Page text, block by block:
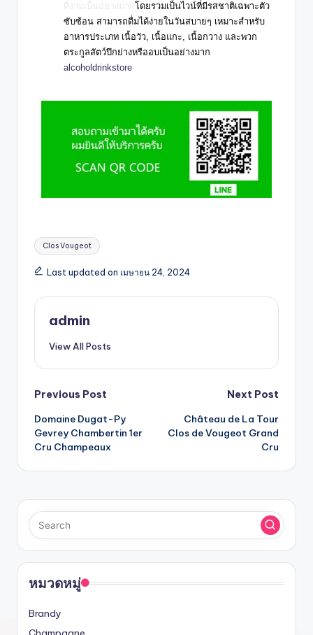
ดีงามเป็นอย่างมาก โดยรวมเป็นไวน์ที่มีรสชาติเฉพาะตัว
ซับซ้อน สามารถดื่มได้ง่ายในวันสบายๆ เหมาะสำหรับ
อาหารประเภท เนื้อวัว, เนื้อแกะ, เนื้อกวาง และพวก
ตระกูลสัตว์ปีกย่างหรืออบเป็นอย่างมาก
alcoholdrinkstore
Clos Vougeot
Last updated on เมษายน 24, 2024
admin
View All Posts
Previous Post
Domaine Dugat-Py
Gevrey Chambertin 1er
Cru Champeaux
Next Post
Château de La Tour
Clos de Vougeot Grand
Cru
หมวดหมู่
Brandy